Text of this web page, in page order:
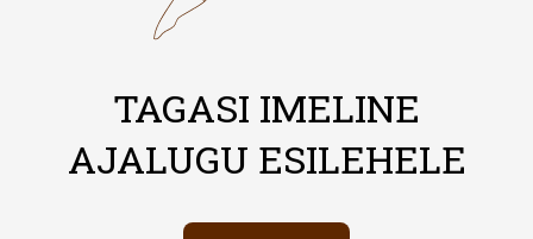
TAGASI IMELINE
AJALUGU ESILEHELE